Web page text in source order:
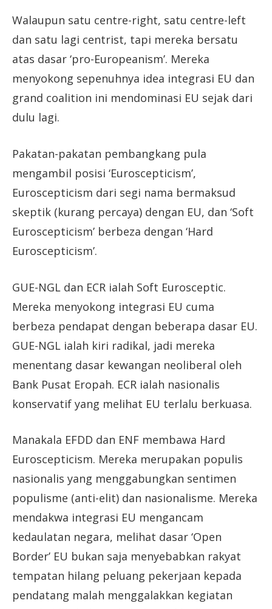
Walaupun satu centre-right, satu centre-left
dan satu lagi centrist, tapi mereka bersatu
atas dasar ‘pro-Europeanism’. Mereka
menyokong sepenuhnya idea integrasi EU dan
grand coalition ini mendominasi EU sejak dari
dulu lagi.
Pakatan-pakatan pembangkang pula
mengambil posisi ‘Euroscepticism’,
Euroscepticism dari segi nama bermaksud
skeptik (kurang percaya) dengan EU, dan ‘Soft
Euroscepticism’ berbeza dengan ‘Hard
Euroscepticism’.
GUE-NGL dan ECR ialah Soft Eurosceptic.
Mereka menyokong integrasi EU cuma
berbeza pendapat dengan beberapa dasar EU.
GUE-NGL ialah kiri radikal, jadi mereka
menentang dasar kewangan neoliberal oleh
Bank Pusat Eropah. ECR ialah nasionalis
konservatif yang melihat EU terlalu berkuasa.
Manakala EFDD dan ENF membawa Hard
Euroscepticism. Mereka merupakan populis
nasionalis yang menggabungkan sentimen
populisme (anti-elit) dan nasionalisme. Mereka
mendakwa integrasi EU mengancam
kedaulatan negara, melihat dasar ‘Open
Border’ EU bukan saja menyebabkan rakyat
tempatan hilang peluang pekerjaan kepada
pendatang malah menggalakkan kegiatan